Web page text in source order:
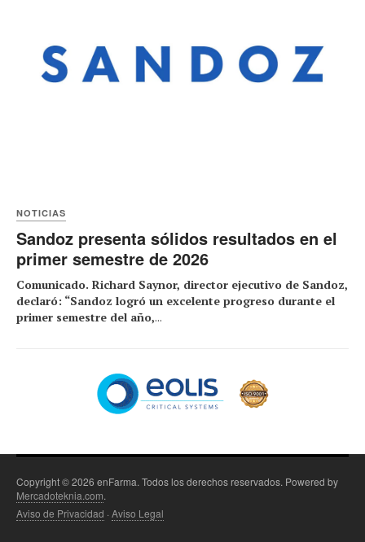
NOTICIAS
Sandoz presenta sólidos resultados en el
primer semestre de 2026
Comunicado. Richard Saynor, director ejecutivo de Sandoz,
declaró: “Sandoz logró un excelente progreso durante el
primer semestre del año,...
Copyright © 2026 enFarma. Todos los derechos reservados. Powered by
Mercadoteknia.com.
Aviso de Privacidad · Aviso Legal